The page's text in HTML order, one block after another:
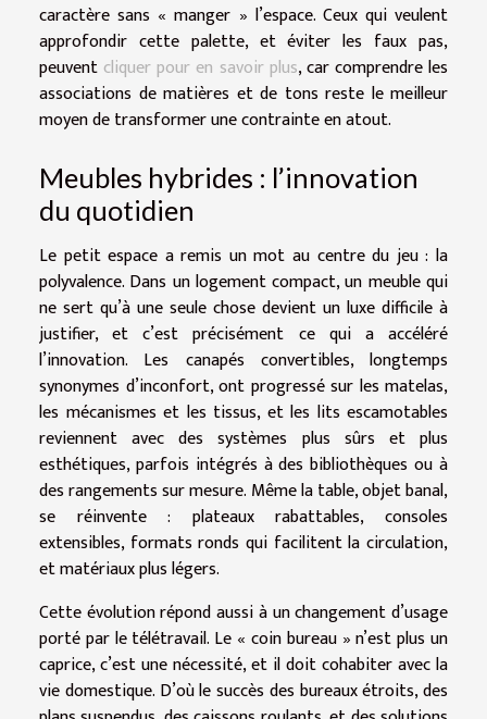
caractère sans « manger » l’espace. Ceux qui veulent
approfondir cette palette, et éviter les faux pas,
peuvent cliquer pour en savoir plus, car comprendre les
associations de matières et de tons reste le meilleur
moyen de transformer une contrainte en atout.
Meubles hybrides : l’innovation
du quotidien
Le petit espace a remis un mot au centre du jeu : la
polyvalence. Dans un logement compact, un meuble qui
ne sert qu’à une seule chose devient un luxe difficile à
justifier, et c’est précisément ce qui a accéléré
l’innovation. Les canapés convertibles, longtemps
synonymes d’inconfort, ont progressé sur les matelas,
les mécanismes et les tissus, et les lits escamotables
reviennent avec des systèmes plus sûrs et plus
esthétiques, parfois intégrés à des bibliothèques ou à
des rangements sur mesure. Même la table, objet banal,
se réinvente : plateaux rabattables, consoles
extensibles, formats ronds qui facilitent la circulation,
et matériaux plus légers.
Cette évolution répond aussi à un changement d’usage
porté par le télétravail. Le « coin bureau » n’est plus un
caprice, c’est une nécessité, et il doit cohabiter avec la
vie domestique. D’où le succès des bureaux étroits, des